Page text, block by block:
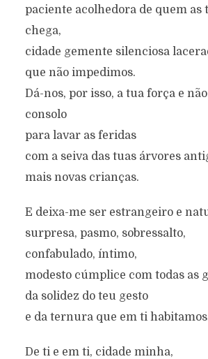
paciente acolhedora de quem as
chega,
cidade gemente silenciosa
que não impedimos.
Dá-nos, por isso, a tua força e
consolo
para lavar as feridas
com a seiva das tuas árvores
mais novas crianças.
E deixa-me ser estrangeiro e
surpresa, pasmo, sobressalto,
confabulado, íntimo,
modesto cúmplice com todas as
da solidez do teu gesto
e da ternura que em ti
De ti e em ti, cidade minha,